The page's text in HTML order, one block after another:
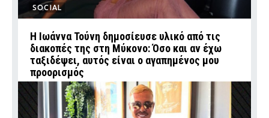
SOCIAL
Η Ιωάννα Τούνη δημοσίευσε υλικό από τις
διακοπές της στη Μύκονο: Όσο και αν έχω
ταξιδέψει, αυτός είναι ο αγαπημένος μου
προορισμός